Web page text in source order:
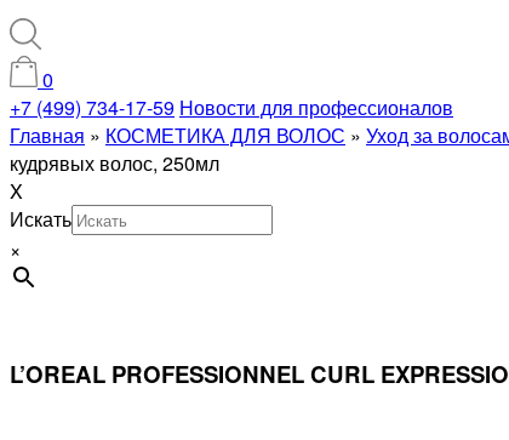
0
+7 (499) 734-17-59 Новости для профессионалов
Главная » КОСМЕТИКА ДЛЯ ВОЛОС » Уход за
кудрявых волос, 250мл
X
Искать
×
L’OREAL PROFESSIONNEL CURL